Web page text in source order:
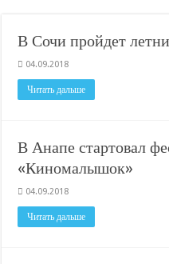
В Сочи пройдет
04.09.2018
Читать дальше
В Анапе стартовал
«Киномалышок»
04.09.2018
Читать дальше